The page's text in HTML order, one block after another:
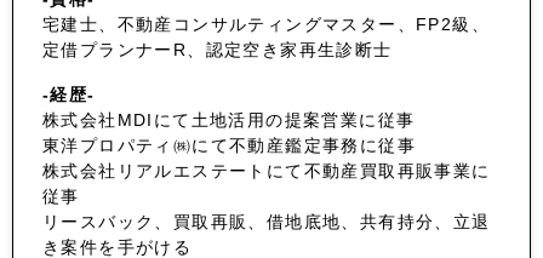
宅建士、不動産コンサルティングマスター、FP2級、
定借プランナーR、認定空き家再生診断士
-経歴-
株式会社MDIにて土地活用の提案営業に従事
東洋プロパティ㈱にて不動産鑑定事務に従事
株式会社リアルエステートにて不動産買取再販事業に
従事
リースバック、買取再販、借地底地、共有持分、立退
き案件を手がける